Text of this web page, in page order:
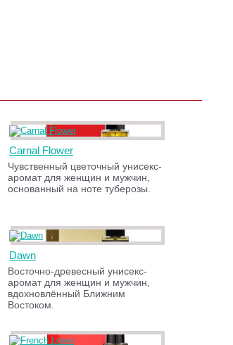
Carnal Flower
Чувственный цветочный унисекс-
аромат для женщин и мужчин,
основанный на ноте туберозы.
Dawn
Восточно-древесный унисекс-
аромат для женщин и мужчин,
вдохновлённый Ближним
Востоком.